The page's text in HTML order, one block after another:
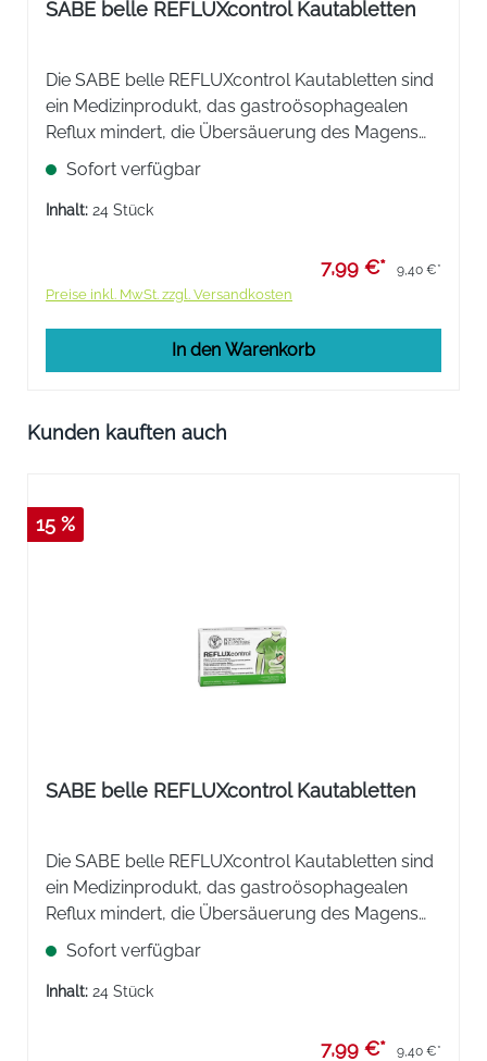
SABE belle REFLUXcontrol Kautabletten
Die SABE belle REFLUXcontrol Kautabletten sind
ein Medizinprodukt, das gastroösophagealen
Reflux mindert, die Übersäuerung des Magens
lindert und die Magenschleimhaut schützt.
Sofort verfügbar
Inhalt: 24 Stück
7,99 €* 9,40 €*
Preise inkl. MwSt. zzgl. Versandkosten
In den Warenkorb
Produktgalerie überspringen
Kunden kauften auch
15 %
SABE belle REFLUXcontrol Kautabletten
Die SABE belle REFLUXcontrol Kautabletten sind
ein Medizinprodukt, das gastroösophagealen
Reflux mindert, die Übersäuerung des Magens
lindert und die Magenschleimhaut schützt.
Sofort verfügbar
Inhalt: 24 Stück
7,99 €* 9,40 €*